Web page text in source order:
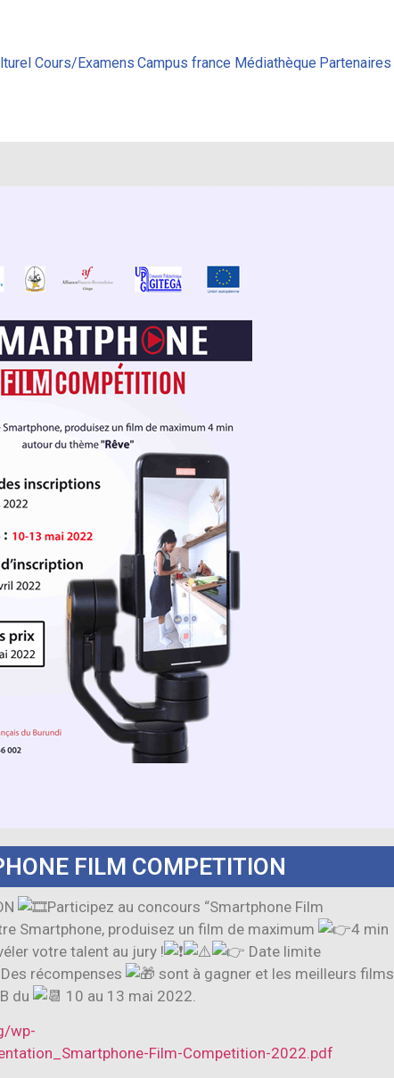
Cours/Examens Campus france Médiathèque Partenaires
FILM COMPETITION
Participez au concours “Smartphone Film
Smartphone, produisez un film de maximum
4 min
votre talent au jury !
Date limite
récompenses
sont à gagner et les meilleurs films
du
10 au 13 mai 2022.
wp-
Film-Competition-2022.pdf